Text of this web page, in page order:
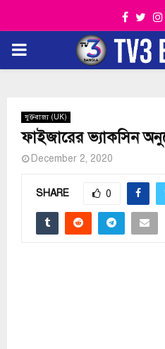
PRIMARY
যুক্তরাজ্য (UK)
ফাইজারের ভ্যাকসিন
December 2, 2020
SHARE 0